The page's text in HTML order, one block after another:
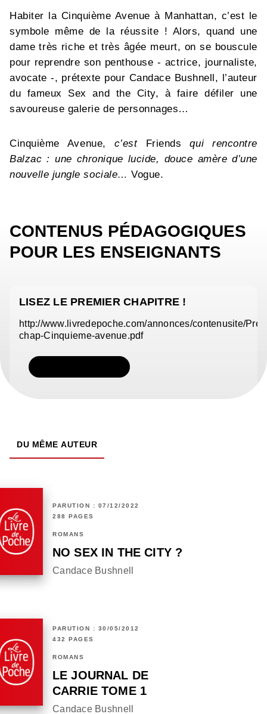
Habiter la Cinquième Avenue à Manhattan, c’est le
symbole même de la réussite ! Alors, quand une
dame très riche et très âgée meurt, on se bouscule
pour reprendre son penthouse - actrice, journaliste,
avocate -, prétexte pour Candace Bushnell, l’auteur
du fameux Sex and the City, à faire défiler une
savoureuse galerie de personnages…
Cinquième Avenue, c’estFriendsqui rencontre
Balzac : une chronique lucide, douce amère d’une
nouvelle jungle sociale… Vogue.
CONTENUS PÉDAGOGIQUES
POUR LES ENSEIGNANTS
LISEZ LE PREMIER CHAPITRE !
http://www.livredepoche.com/annonces/contenusite/
chap-Cinquieme-avenue.pdf
DU MÊME AUTEUR
PARUTION : 07/12/2022
288 PAGES
ROMANS
NO SEX IN THE CITY ?
Candace Bushnell
PARUTION : 30/05/2012
432 PAGES
ROMANS
LE JOURNAL DE
CARRIE TOME 1
Candace Bushnell